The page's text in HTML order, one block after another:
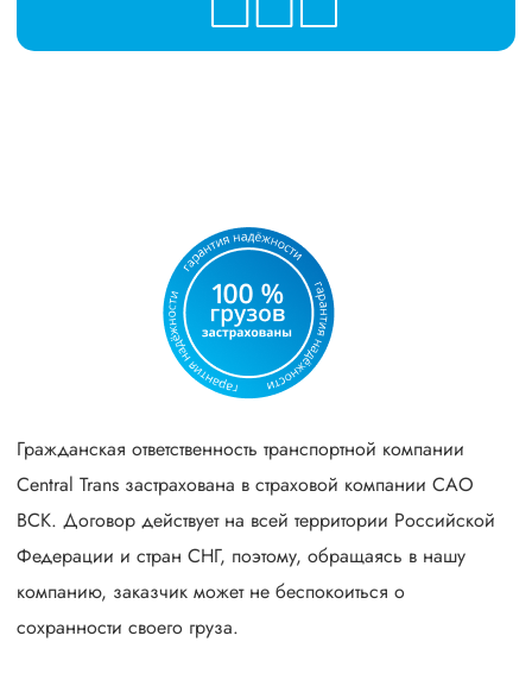
Гражданская ответственность транспортной компании
Central Trans застрахована в страховой компании САО
ВСК. Договор действует на всей территории Российской
Федерации и стран СНГ, поэтому, обращаясь в нашу
компанию, заказчик может не беспокоиться о
сохранности своего груза.